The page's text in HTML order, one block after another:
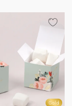
Gold